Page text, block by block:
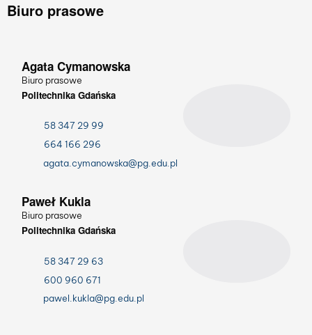
Biuro prasowe
Agata Cymanowska
Biuro prasowe
Politechnika Gdańska
58 347 29 99
664 166 296
agata.cymanowska@pg.edu.pl
Paweł Kukla
Biuro prasowe
Politechnika Gdańska
58 347 29 63
600 960 671
pawel.kukla@pg.edu.pl